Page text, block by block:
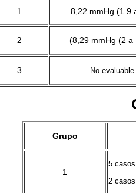
1 8,22 mmHg (1.9
2 (8,29 mmHg (2 a
3 No evaluable
Grupo
1
5
2